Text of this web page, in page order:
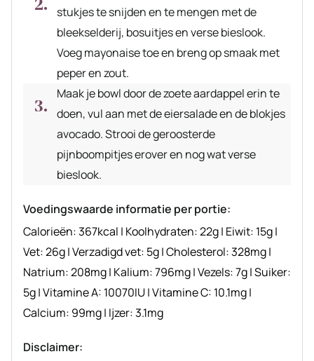
stukjes te snijden en te mengen met de
bleekselderij, bosuitjes en verse bieslook.
Voeg mayonaise toe en breng op smaak met
peper en zout.
Maak je bowl door de zoete aardappel erin te
doen, vul aan met de eiersalade en de blokjes
avocado. Strooi de geroosterde
pijnboompitjes erover en nog wat verse
bieslook.
Voedingswaarde informatie per portie:
Calorieën:367kcal | Koolhydraten:22g| Eiwit: 15g|
Vet:26g|Verzadigd vet: 5g|Cholesterol:328mg|
Natrium:208mg| Kalium:796mg|Vezels:7g|Suiker:
5g|Vitamine A: 10070IU|Vitamine C: 10.1mg|
Calcium: 99mg| Ijzer:3.1mg
Disclaimer: